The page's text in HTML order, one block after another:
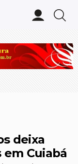
deixa
Cuiabá